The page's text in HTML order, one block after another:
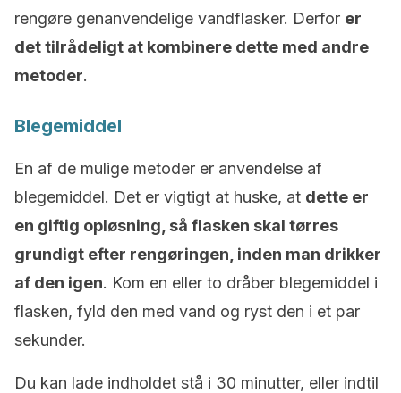
rengøre genanvendelige vandflasker. Derfor er
det tilrådeligt at kombinere dette med andre
metoder.
Blegemiddel
En af de mulige metoder er anvendelse af
blegemiddel. Det er vigtigt at huske, at dette er
en giftig opløsning, så flasken skal tørres
grundigt efter rengøringen, inden man drikker
af den igen. Kom en eller to dråber blegemiddel i
flasken, fyld den med vand og ryst den i et par
sekunder.
Du kan lade indholdet stå i 30 minutter, eller indtil